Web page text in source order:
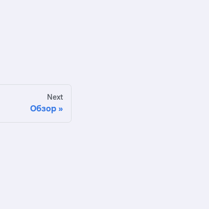
Next
Обзор